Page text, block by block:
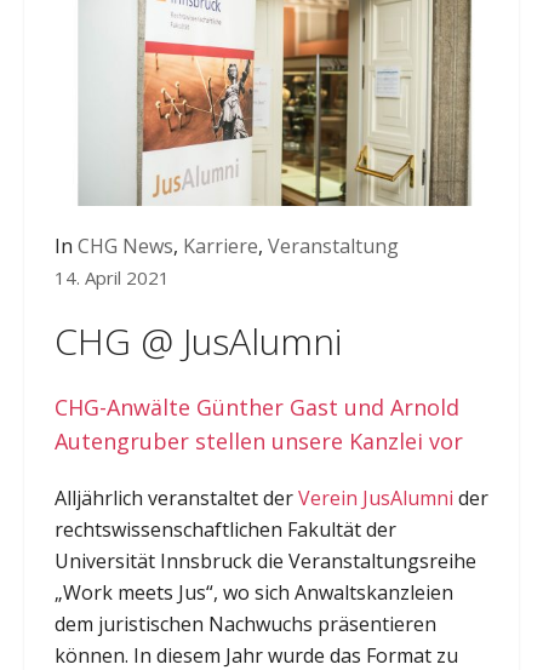
In CHG News, Karriere, Veranstaltung
14. April 2021
CHG @ JusAlumni
CHG-Anwälte Günther Gast und Arnold
Autengruber stellen unsere Kanzlei vor
Alljährlich veranstaltet derVerein JusAlumni der
rechtswissenschaftlichen Fakultät der
Universität Innsbruck die Veranstaltungsreihe
„Work meets Jus“, wo sich Anwaltskanzleien
dem juristischen Nachwuchs präsentieren
können. In diesem Jahr wurde das Format zu